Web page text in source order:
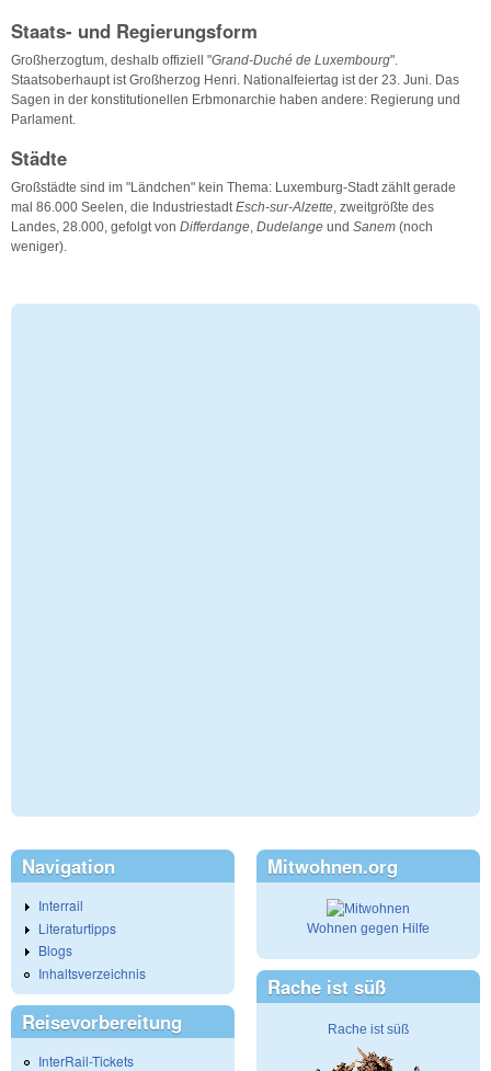
Staats- und Regierungsform
Großherzogtum, deshalb offiziell "Grand-Duché de Luxembourg".
Staatsoberhaupt ist Großherzog Henri. Nationalfeiertag ist der 23. Juni. Das
Sagen in der konstitutionellen Erbmonarchie haben andere: Regierung und
Parlament.
Städte
Großstädte sind im "Ländchen" kein Thema: Luxemburg-Stadt zählt gerade
mal 86.000 Seelen, die IndustriestadtEsch-sur-Alzette, zweitgrößte des
Landes, 28.000, gefolgt von Differdange, Dudelange und Sanem (noch
weniger).
Navigation
Interrail
Literaturtipps
Blogs
Inhaltsverzeichnis
Reisevorbereitung
InterRail-Tickets
Mitwohnen.org
Wohnen gegen Hilfe
Rache ist süß
Rache ist süß